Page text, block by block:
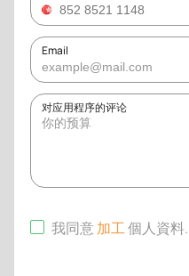
Email
对应用程序的评论
我同意加工個人資料.